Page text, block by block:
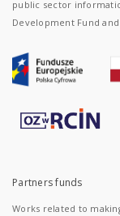
public sector
Development Fund
Partners funds
Works related to